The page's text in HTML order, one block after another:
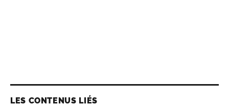
LES CONTENUS LIÉS